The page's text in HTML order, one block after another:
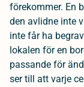
förekommer. En
den avlidne inte
inte får ha
lokalen för en
passande för
ser till att varje